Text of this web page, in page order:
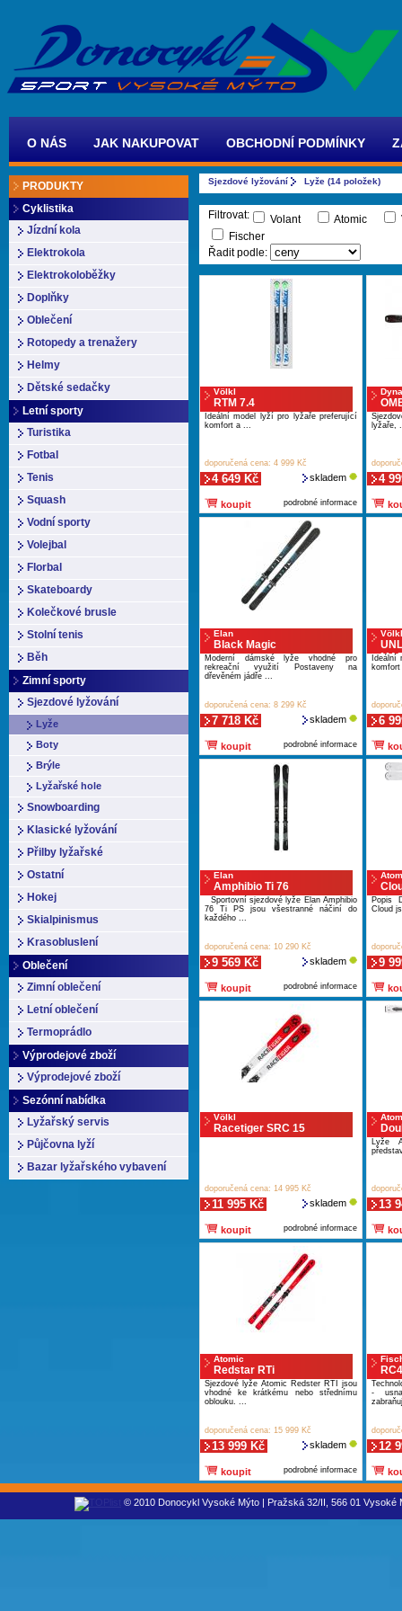
O NÁS JAK NAKUPOVAT OBCHODNÍ PODMÍNKY
PRODUKTY
Cyklistika
Jízdní kola
Elektrokola
Elektrokoloběžky
Doplňky
Oblečení
Rotopedy a trenažery
Helmy
Dětské sedačky
Letní sporty
Turistika
Fotbal
Tenis
Squash
Vodní sporty
Volejbal
Florbal
Skateboardy
Kolečkové brusle
Stolní tenis
Běh
Zimní sporty
Sjezdové lyžování
Lyže
Boty
Brýle
Lyžařské hole
Snowboarding
Klasické lyžování
Přilby lyžařské
Ostatní
Hokej
Skialpinismus
Krasobluslení
Oblečení
Zimní oblečení
Letní oblečení
Termoprádlo
Výprodejové zboží
Výprodejové zboží
Sezónní nabídka
Lyžařský servis
Půjčovna lyží
Bazar lyžařského vybavení
Sjezdové lyžování Lyže (14 položek)
Filtrovat: Volant Atomic
Fischer
Řadit podle:
Völkl
RTM 7.4
Ideální model lyží pro lyžaře preferující
komfort a ...
doporučená cena: 4 999 Kč
4 649 Kč skladem
koupit podrobné informace
lyžaře,
4
Elan
Black Magic
Moderní dámské lyže vhodné pro
rekreační využití Postaveny na
dřevěném jádře ...
doporučená cena: 8 299 Kč
7 718 Kč skladem
koupit podrobné informace
Völkl
Ideální
6
Elan
Amphibio Ti 76
Sportovní sjezdové lyže Elan Amphibio
76 Ti PS jsou všestranné náčiní do
každého ...
doporučená cena: 10 290 Kč
9 569 Kč skladem
koupit podrobné informace
Popis
Cloud
9
Völkl
Racetiger SRC 15
doporučená cena: 14 995 Kč
11 995 Kč skladem
koupit podrobné informace
Lyže
13
Atomic
Redstar RTi
Sjezdové lyže Atomic Redster RTI jsou
vhodné ke krátkému nebo střednímu
oblouku. ...
doporučená cena: 15 999 Kč
13 999 Kč skladem
koupit podrobné informace
-
12
© 2010 Donocykl Vysoké Mýto | Pražská 32/II, 566 01 Vysoké